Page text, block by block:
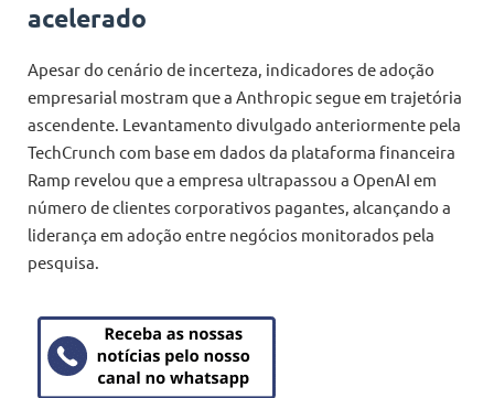
acelerado
Apesar do cenário de incerteza, indicadores de adoção
empresarial mostram que a Anthropic segue em trajetória
ascendente. Levantamento divulgado anteriormente pela
TechCrunch com base em dados da plataforma financeira
Ramp revelou que a empresa ultrapassou a OpenAI em
número de clientes corporativos pagantes, alcançando a
liderança em adoção entre negócios monitorados pela
pesquisa.